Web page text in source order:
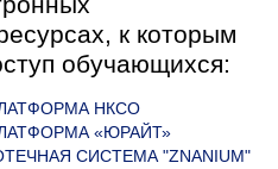
к которым
обучающихся:
НКСО
«ЮРАЙТ»
СИСТЕМА "ZNANIUM"